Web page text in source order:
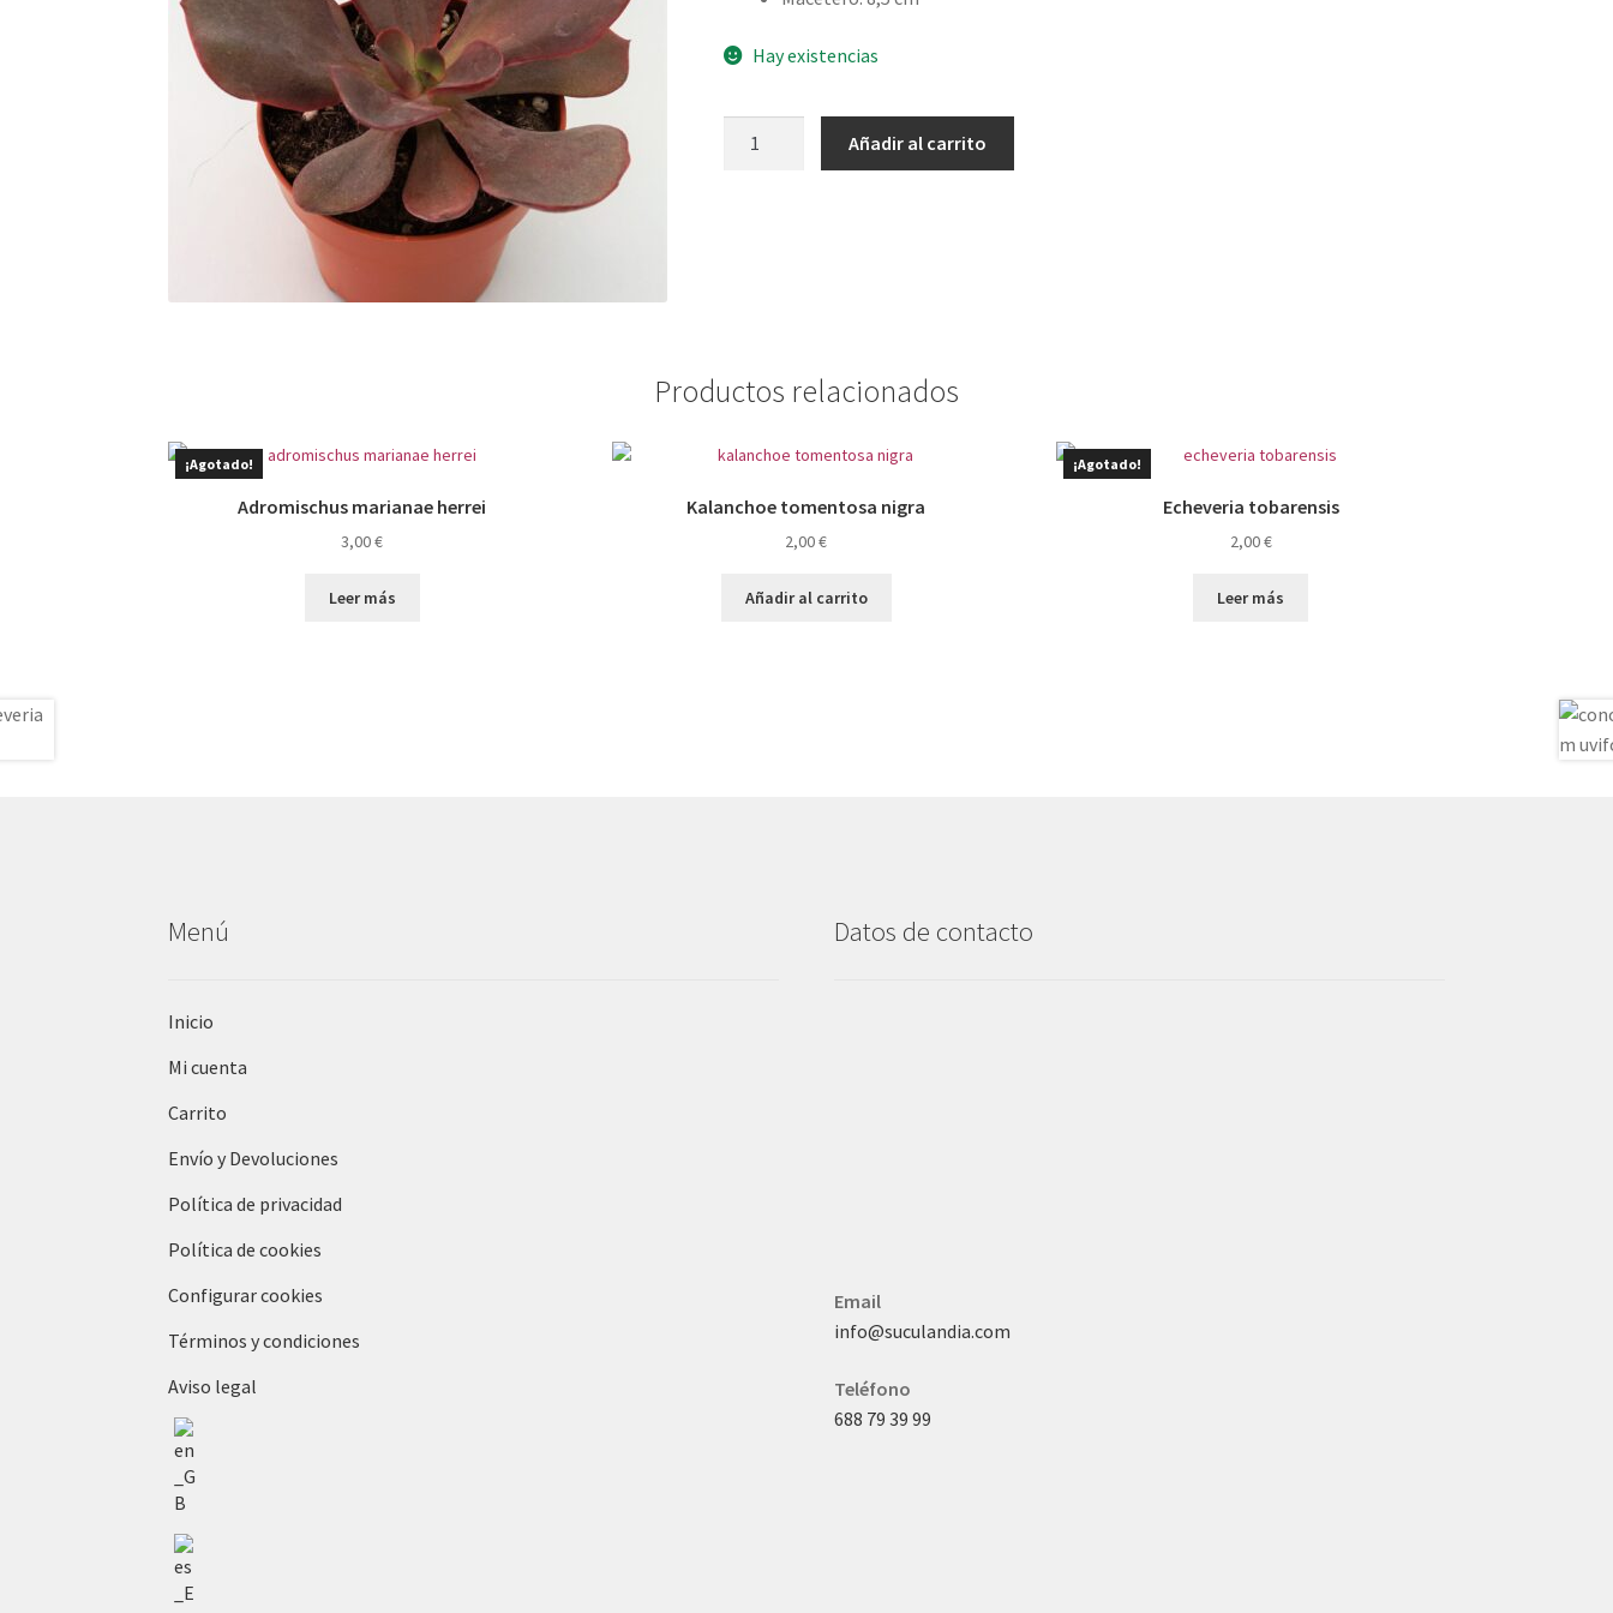
Hay existencias
Añadir al carrito
Productos relacionados
¡Agotado!
Adromischus marianae herrei
3,00€
Leer más
Kalanchoe tomentosa nigra
2,00€
Añadir al carrito
¡Agotado!
Echeveria tobarensis
2,00€
Leer más
Menú
Inicio
Mi cuenta
Carrito
Envío y Devoluciones
Política de privacidad
Política de cookies
Configurar cookies
Términos y condiciones
Aviso legal
Datos de contacto
Email
info@suculandia.com
Teléfono
688 79 39 99